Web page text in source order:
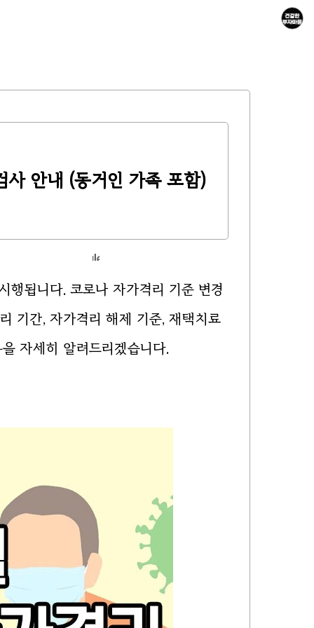
사 안내 (동거인 가족 포함)
행됩니다. 코로나 자가격리 기준 변경
기간, 자가격리 해제 기준, 재택치료
자세히 알려드리겠습니다.